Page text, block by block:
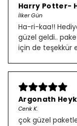
Harry Potter-
İlker Gün
Ha-ri-kaa!!
güzel geldi..
için de teşekkür
Argonath
Cenk K.
çok güzel